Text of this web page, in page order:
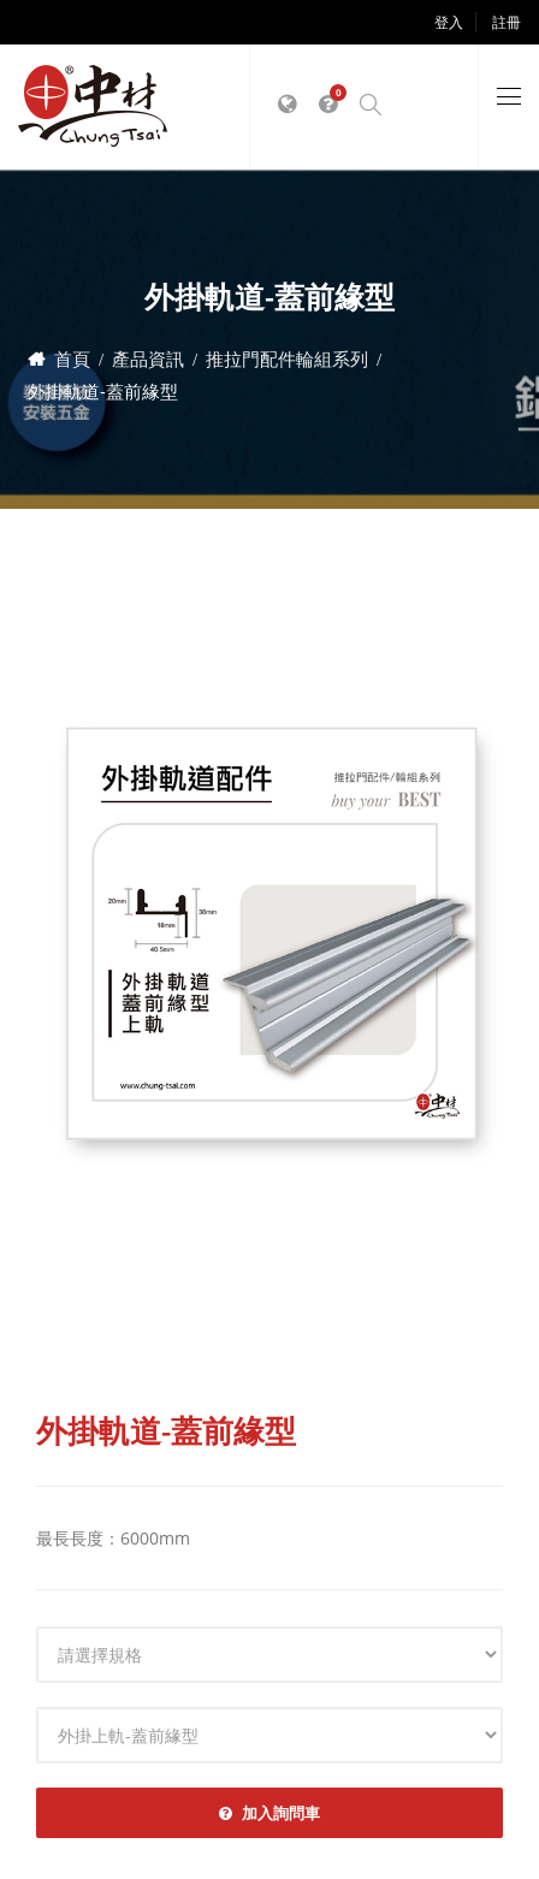
登入 註冊
0
外掛軌道-蓋前緣型
首頁 產品資訊
推拉門配件輪組系列
外掛軌道-蓋前緣型
外掛軌道-蓋前緣型
最長長度：6000mm
加入詢問車